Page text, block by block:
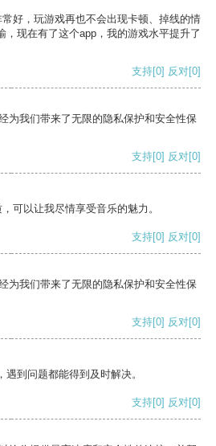
好，玩游戏再也不会出现卡顿、掉线的情
，现在有了这个app，我的游戏水平提升了
支持[0] 反对[0]
为我们带来了无限的隐私保护和安全性保
支持[0] 反对[0]
可以让我尽情享受音乐的魅力。
支持[0] 反对[0]
为我们带来了无限的隐私保护和安全性保
支持[0] 反对[0]
到问题都能得到及时解决。
支持[0] 反对[0]